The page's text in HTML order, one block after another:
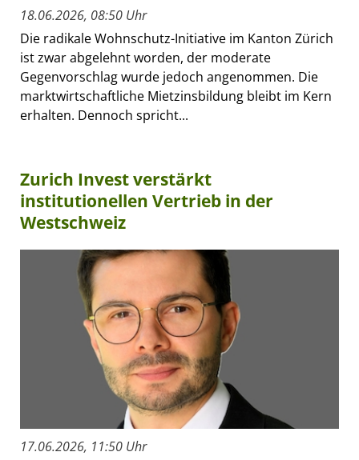
18.06.2026, 08:50 Uhr
Die radikale Wohnschutz-Initiative im Kanton Zürich
ist zwar abgelehnt worden, der moderate
Gegenvorschlag wurde jedoch angenommen. Die
marktwirtschaftliche Mietzinsbildung bleibt im Kern
erhalten. Dennoch spricht...
Zurich Invest verstärkt
institutionellen Vertrieb in der
Westschweiz
17.06.2026, 11:50 Uhr